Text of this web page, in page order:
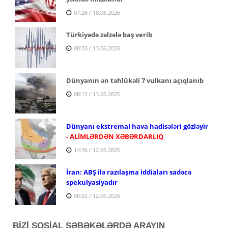
07:26 / 18.06.2026
Türkiyədə zəlzələ baş verib
08:33 / 13.06.2026
Dünyanın ən təhlükəli 7 vulkanı açıqlanıb
08:12 / 13.06.2026
Dünyanı ekstremal hava hadisələri gözləyir
- ALİMLƏRDƏN XƏBƏRDARLIQ
14:36 / 12.06.2026
İran: ABŞ ilə razılaşma iddiaları sadəcə
spekulyasiyadır
06:02 / 12.06.2026
BİZİ SOSİAL ŞƏBƏKƏLƏRDƏ ARAYIN